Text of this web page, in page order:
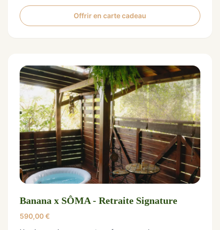
Offrir en carte cadeau
Banana x SÔMA - Retraite Signature
590,00€